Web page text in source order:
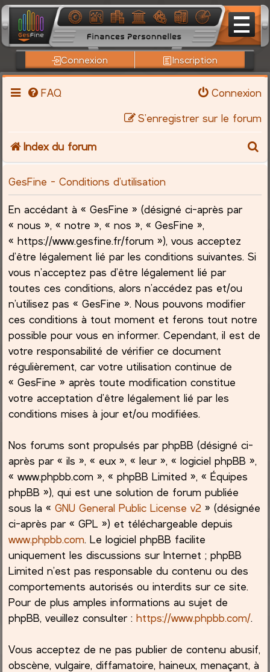
Connexion Inscription
FAQ
Connexion
S’enregistrer sur le forum
Index du forum
c
GesFine - Conditions d’utilisation
En accédant à « GesFine » (désigné ci-après par
« nous », « notre », « nos », « GesFine »,
« https://www.gesfine.fr/forum »), vous acceptez
d’être légalement lié par les conditions suivantes. Si
vous n’acceptez pas d’être légalement lié par
toutes ces conditions, alors n’accédez pas et/ou
n’utilisez pas « GesFine ». Nous pouvons modifier
ces conditions à tout moment et ferons tout notre
possible pour vous en informer. Cependant, il est de
votre responsabilité de vérifier ce document
régulièrement, car votre utilisation continue de
« GesFine » après toute modification constitue
votre acceptation d’être légalement lié par les
conditions mises à jour et/ou modifiées.
Nos forums sont propulsés par phpBB (désigné ci-
après par « ils », « eux », « leur », « logiciel phpBB »,
« www.phpbb.com », « phpBB Limited », « Équipes
phpBB »), qui est une solution de forum publiée
sous la «GNU General Public License v2 » (désignée
ci-après par « GPL ») et téléchargeable depuis
www.phpbb.com. Le logiciel phpBB facilite
uniquement les discussions sur Internet ; phpBB
Limited n’est pas responsable du contenu ou des
comportements autorisés ou interdits sur ce site.
Pour de plus amples informations au sujet de
phpBB, veuillez consulter :https://www.phpbb.com/.
Vous acceptez de ne pas publier de contenu abusif,
obscène, vulgaire, diffamatoire, haineux, menaçant, à